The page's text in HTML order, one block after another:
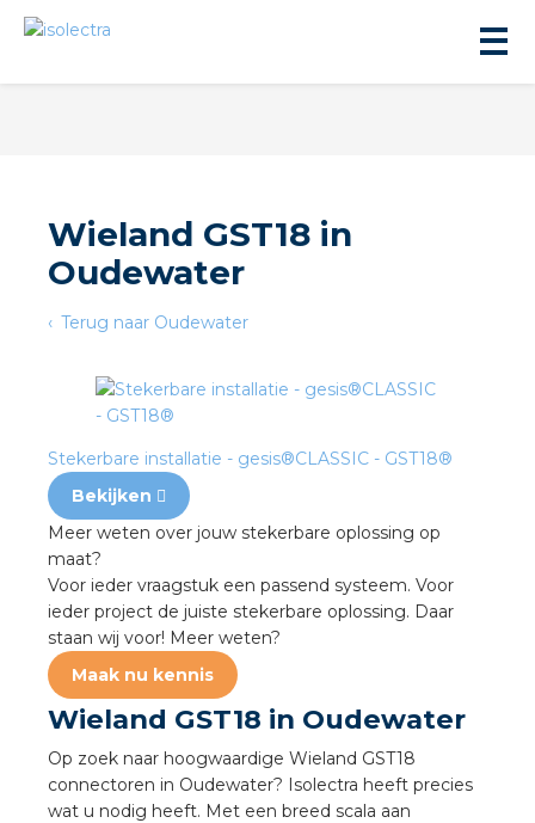
Wieland GST18 in
Oudewater
Terug naar Oudewater
Stekerbare installatie - gesis®CLASSIC - GST18®
Bekijken
Meer weten over jouw stekerbare oplossing op
maat?
Voor ieder vraagstuk een passend systeem. Voor
ieder project de juiste stekerbare oplossing. Daar
staan wij voor! Meer weten?
Maak nu kennis
Wieland GST18 in Oudewater
Op zoek naar hoogwaardige Wieland GST18
connectoren in Oudewater? Isolectra heeft precies
wat u nodig heeft. Met een breed scala aan
installeren
installeren